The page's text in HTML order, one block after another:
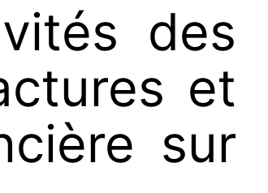
des
et
sur